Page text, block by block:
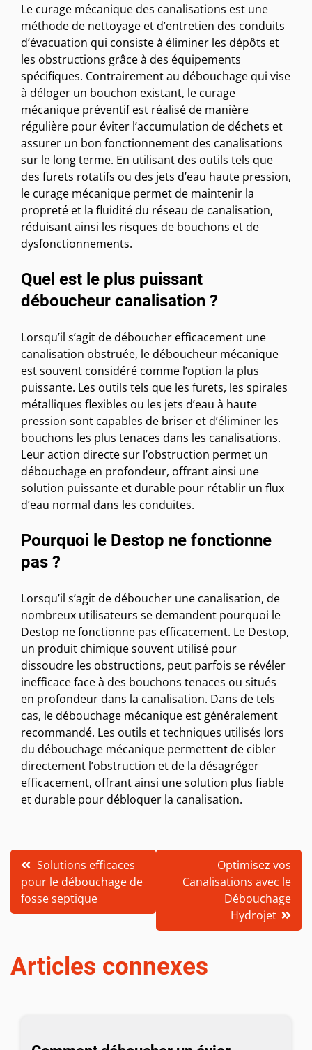
Le curage mécanique des canalisations est une
méthode de nettoyage et d’entretien des conduits
d’évacuation qui consiste à éliminer les dépôts et
les obstructions grâce à des équipements
spécifiques. Contrairement au débouchage qui vise
à déloger un bouchon existant, le curage
mécanique préventif est réalisé de manière
régulière pour éviter l’accumulation de déchets et
assurer un bon fonctionnement des canalisations
sur le long terme. En utilisant des outils tels que
des furets rotatifs ou des jets d’eau haute pression,
le curage mécanique permet de maintenir la
propreté et la fluidité du réseau de canalisation,
réduisant ainsi les risques de bouchons et de
dysfonctionnements.
Quel est le plus puissant
déboucheur canalisation ?
Lorsqu’il s’agit de déboucher efficacement une
canalisation obstruée, le déboucheur mécanique
est souvent considéré comme l’option la plus
puissante. Les outils tels que les furets, les spirales
métalliques flexibles ou les jets d’eau à haute
pression sont capables de briser et d’éliminer les
bouchons les plus tenaces dans les canalisations.
Leur action directe sur l’obstruction permet un
débouchage en profondeur, offrant ainsi une
solution puissante et durable pour rétablir un flux
d’eau normal dans les conduites.
Pourquoi le Destop ne fonctionne
pas ?
Lorsqu’il s’agit de déboucher une canalisation, de
nombreux utilisateurs se demandent pourquoi le
Destop ne fonctionne pas efficacement. Le Destop,
un produit chimique souvent utilisé pour
dissoudre les obstructions, peut parfois se révéler
inefficace face à des bouchons tenaces ou situés
en profondeur dans la canalisation. Dans de tels
cas, le débouchage mécanique est généralement
recommandé. Les outils et techniques utilisés lors
du débouchage mécanique permettent de cibler
directement l’obstruction et de la désagréger
efficacement, offrant ainsi une solution plus fiable
et durable pour débloquer la canalisation.
Navigation
de
l’article
Solutions efficaces
pour le débouchage de
fosse septique
Optimisez vos
Canalisations avec le
Débouchage
Hydrojet
Articles connexes